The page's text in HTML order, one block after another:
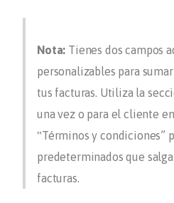
Nota: Tienes dos campos
personalizables para
tus facturas. Utiliza la
una vez o para el cliente
‟Términos y condiciones”
predeterminados que
facturas.